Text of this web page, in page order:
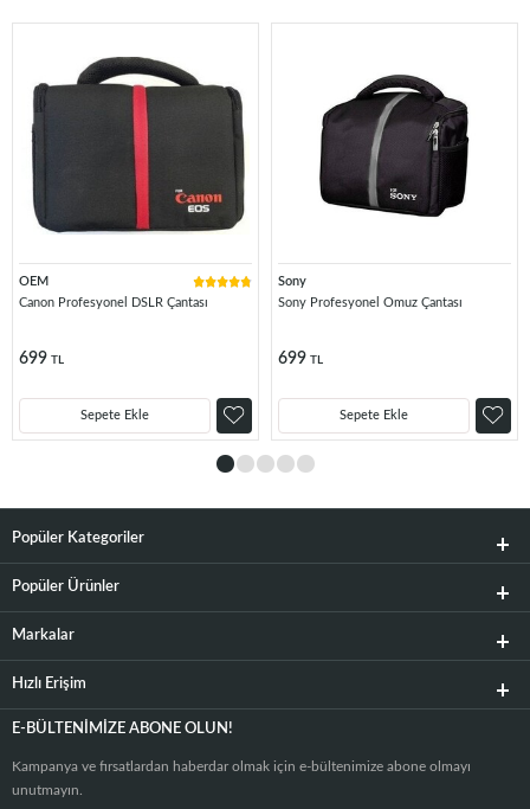
OEM
Canon Profesyonel DSLR Çantası
699 TL
Sepete Ekle
Sony
Sony Profesyonel Omuz Çantası
699 TL
Sepete Ekle
Popüler Kategoriler
Popüler Ürünler
Markalar
Hızlı Erişim
E-BÜLTENIMIZE ABONE OLUN!
Kampanya ve fırsatlardan haberdar olmak için e-bültenimize abone olmayı
unutmayın.